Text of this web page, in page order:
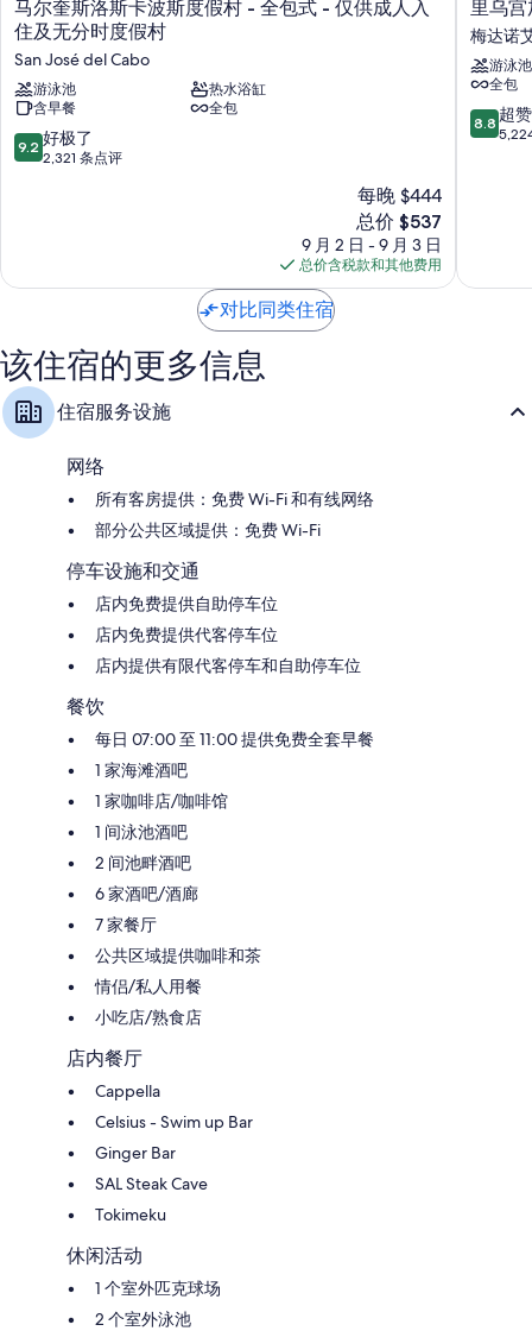
马
尔
奎
斯
洛
斯
卡
波
全
-
仅
供
成
人
马尔奎斯洛斯卡波斯度假村 - 全包式 - 仅供成人入
住及无分时度假村
San José del Cabo
游泳池
热水浴缸
含早餐
全包
9.2
分，
了，
点
评
9.2 好极了
2,321 条点评
每晚 $444
新
价
格
$537
总价 $537
9 月 2 日 - 9 月 3 日
总价含税款和其他费用
里
乌
宫
加
利
福
尼
仅
里乌
梅达诺
游泳池
全包
8.8
分，
条
8.8 超赞
对比同类住宿
该住宿的更多信息
住宿服务设施
网络
所有客房提供：免费 Wi-Fi 和有线网络
部分公共区域提供：免费 Wi-Fi
停车设施和交通
店内免费提供自助停车位
店内免费提供代客停车位
店内提供有限代客停车和自助停车位
餐饮
每日 07:00 至 11:00 提供免费全套早餐
1 家海滩酒吧
1 家咖啡店/咖啡馆
1 间泳池酒吧
2 间池畔酒吧
6 家酒吧/酒廊
7 家餐厅
公共区域提供咖啡和茶
情侣/私人用餐
小吃店/熟食店
店内餐厅
Cappella
Celsius - Swim up Bar
Ginger Bar
SAL Steak Cave
Tokimeku
休闲活动
1 个室外匹克球场
2 个室外泳池